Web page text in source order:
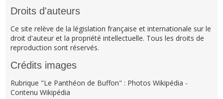
Droits d'auteurs
Ce site relève de la législation française et internationale sur le
droit d'auteur et la propriété intellectuelle. Tous les droits de
reproduction sont réservés.
Crédits images
Rubrique "Le Panthéon de Buffon" : Photos Wikipédia -
Contenu Wikipédia